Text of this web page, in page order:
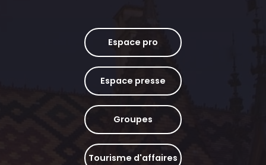
Espace pro
Espace presse
Groupes
Tourisme d'affaires